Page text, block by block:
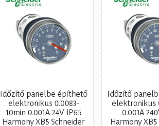
Időzítő panelbe építhető
elektronikus 0.0083-
10min 0.001A 24V IP65
Harmony XB5 Schneider
Időzítő
elektronikus
0.001A
Harmony